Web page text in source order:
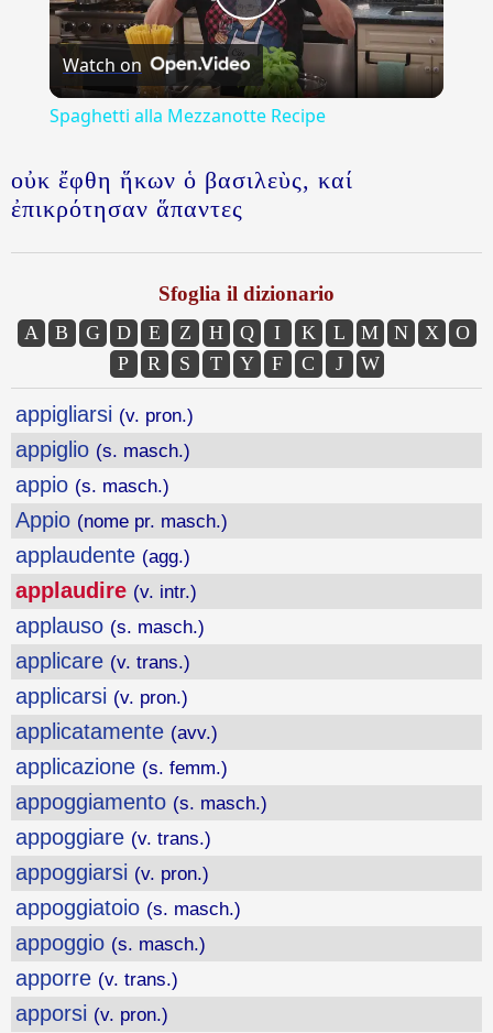
Play
Video
Watch on
Spaghetti alla Mezzanotte Recipe
οὐκ ἔφθη ἥκων ὁ βασιλεὺς, καί
ἐπικρότησαν ἅπαντες
Sfoglia il dizionario
A B G D E Z H Q I K L M N X
O
P
R S T Y F C J W
appigliarsi (v. pron.)
appiglio (s. masch.)
appio (s. masch.)
Appio (nome pr. masch.)
applaudente (agg.)
applaudire (v. intr.)
applauso (s. masch.)
applicare (v. trans.)
applicarsi (v. pron.)
applicatamente (avv.)
applicazione (s. femm.)
appoggiamento (s. masch.)
appoggiare (v. trans.)
appoggiarsi (v. pron.)
appoggiatoio (s. masch.)
appoggio (s. masch.)
apporre (v. trans.)
apporsi (v. pron.)